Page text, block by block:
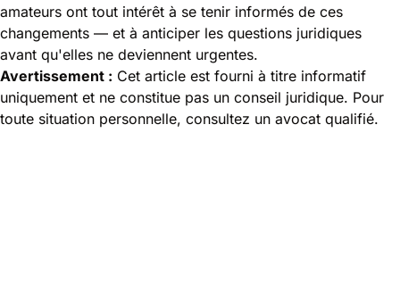
amateurs ont tout intérêt à se tenir informés de ces
changements — et à anticiper les questions juridiques
avant qu'elles ne deviennent urgentes.
Avertissement : Cet article est fourni à titre informatif
uniquement et ne constitue pas un conseil juridique. Pour
toute situation personnelle, consultez un avocat qualifié.